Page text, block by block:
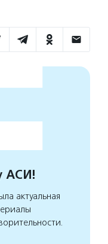
АСИ!
актуальная